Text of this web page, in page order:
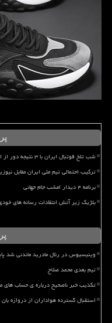
شب تلخ فوتبال ایران با ۳ نتیجه دور از انتظار شاگردان قلعه نویی چطور از صعود بازماندند؟
ترکیب احتمالی تیم ملی ایران مقابل
برنامه ۴ دیدار امشب جام جهانی
بلژیک زیر آتش انتقادات رسانه های
وینیسیوس در رئال مادرید ماندنی شد
تیم بعدی محمد صلاح
تکذیب خبر ناصحیح درباره ی حساب های
استقبال گسترده هواداران از دروازه